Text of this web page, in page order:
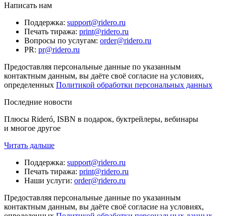
Написать нам
Поддержка: support@ridero.ru
Печать тиража: print@ridero.ru
Вопросы по услугам: order@ridero.ru
PR: pr@ridero.ru
Предоставляя персональные данные по указанным
контактным данным, вы даёте своё согласие на условиях,
определенных Политикой обработки персональных данных
Последние новости
Плюсы Rideró, ISBN в подарок, буктрейлеры, вебинары
и многое другое
Читать дальше
Поддержка: support@ridero.ru
Печать тиража: print@ridero.ru
Наши услуги: order@ridero.ru
Предоставляя персональные данные по указанным
контактным данным, вы даёте своё согласие на условиях,